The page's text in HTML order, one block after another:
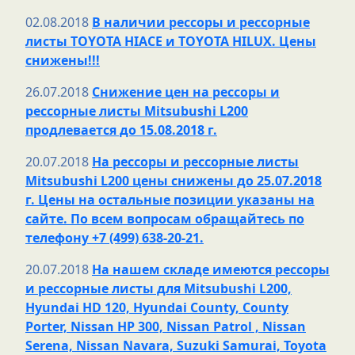
02.08.2018 В наличии рессоры и рессорные
листы TOYOTA HIACE и TOYOTA НILUX. Цены
снижены!!!
26.07.2018 Снижение цен на рессоры и
рессорные листы Mitsubushi L200
продлевается до 15.08.2018 г.
20.07.2018 На рессоры и рессорные листы
Mitsubushi L200 цены снижены до 25.07.2018
г. Цены на остальные позиции указаны на
сайте. По всем вопросам обращайтесь по
телефону +7 (499) 638-20-21.
20.07.2018 На нашем складе имеются рессоры
и рессорные листы для Mitsubushi L200,
Hyundai HD 120, Hyundai County, County
Porter, Nissan HP 300, Nissan Patrol , Nissan
Serena, Nissan Navara, Suzuki Samurai, Toyota